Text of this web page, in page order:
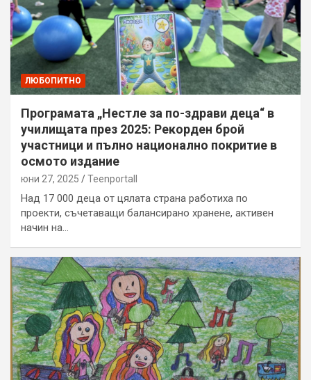
ЛЮБОПИТНО
Програмата „Нестле за по-здрави деца“ в
училищата през 2025: Рекорден брой
участници и пълно национално покритие в
осмото издание
юни 27, 2025 Teenportall
Над 17 000 деца от цялата страна работиха по
проекти, съчетаващи балансирано хранене, активен
начин на…